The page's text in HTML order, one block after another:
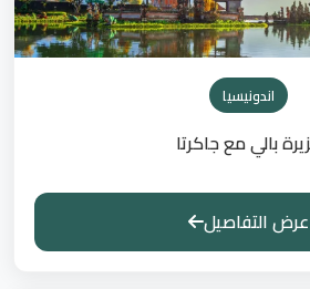
اندونيسيا
بالي مع جاكرتا
عرض التفاصيل